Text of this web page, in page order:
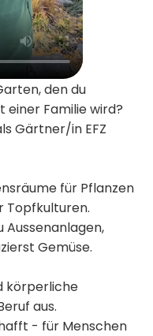
den du
einer Familie wird?
Gärtner/in EFZ
für Pflanzen
Topfkulturen.
Gemüse.
körperliche
aus.
- für Menschen